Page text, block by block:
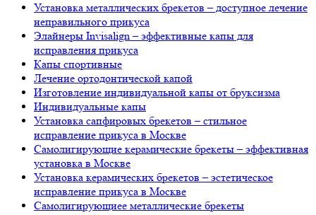
Установка металлических брекетов – доступное лечение
неправильного прикуса
Элайнеры Invisalign – эффективные капы для
исправления прикуса
Капы спортивные
Лечение ортодонтической капой
Изготовление индивидуальной капы от бруксизма
Индивидуальные капы
Установка сапфировых брекетов – стильное
исправление прикуса в Москве
Самолигирующие керамические брекеты – эффективная
установка в Москве
Установка керамических брекетов – эстетическое
исправление прикуса в Москве
Самолигирующиее металлические брекеты